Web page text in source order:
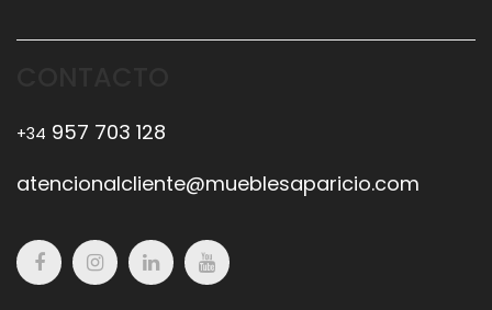
+34 957 703 128
atencionalcliente@mueblesaparicio.com